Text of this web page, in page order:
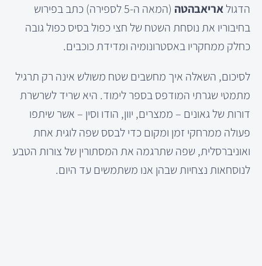
הדגולאריאבהטה
(המאה ה-5 לספירה) כתב בפירוש
בחיבוריו את נוסחת השטח של חצי כפול בסיס כפול גובה
כחלק ממחקריו באסטרונומיה ומדידת כוכבים.
לסיכום, השאלה איך מחשבים שטח משולש אינה רק תרגיל
מתמטי שגרתי המודפס בספר לימוד. היא שריד לשרשרת
דורות של גאונים – ממצרים, יוון, הודו וסין – אשר שיתפו
פעולה ממרחקי זמן ומקום כדי לבסס שפה לוגית אחת
ואוניברסלית, שפה שתרגמה את המסתורין של צורות הטבע
לנוסחאות נצחיות שבהן אנו משתמשים עד היום.